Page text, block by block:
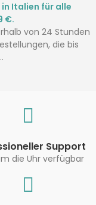
Italien für alle
€.
von 24 Stunden
die bis
Support
die Uhr verfügbar